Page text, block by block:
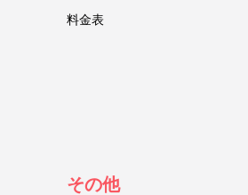
料金表
その他